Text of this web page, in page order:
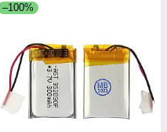
–100%